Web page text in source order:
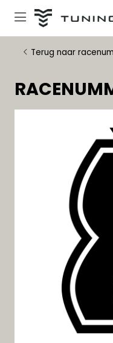
Terug naar